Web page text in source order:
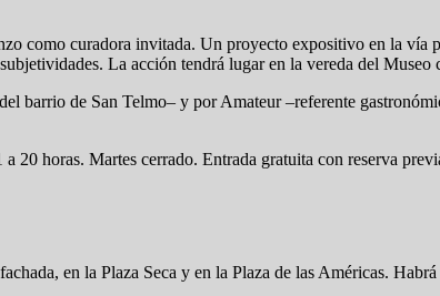
como curadora invitada. Un proyecto expositivo en la vía
La acción tendrá lugar en la vereda del Museo
barrio de San Telmo– y por Amateur –referente
20 horas. Martes cerrado. Entrada gratuita con reserva
en la Plaza Seca y en la Plaza de las Américas.